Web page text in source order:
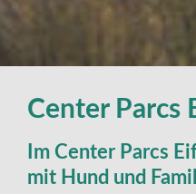
Center Parcs
Im Center Parcs
mit Hund und